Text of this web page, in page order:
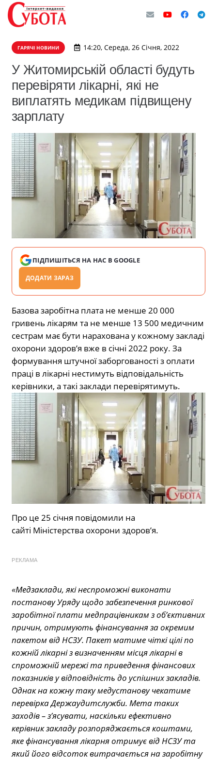
ГАРЯЧІ НОВИНИ 14:20, Середа, 26 Січня, 2022
​У Житомирській області будуть
перевіряти лікарні, які не
виплатять медикам підвищену
зарплату
ПІДПИШІТЬСЯ НА НАС В GOOGLE
ДОДАТИ ЗАРАЗ
Базова заробітна плата не менше 20 000
гривень лікарям та не менше 13 500 медичним
сестрам має бути нарахована у кожному закладі
охорони здоров’я вже в січні 2022 року. За
формування штучної заборгованості з оплати
праці в лікарні нестимуть відповідальність
керівники, а такі заклади перевірятимуть.
Про це 25 січня повідомили на
сайті Міністерства охорони здоров’я.
РЕКЛАМА
«Медзаклади, які неспроможні виконати
постанову Уряду щодо забезпечення ринкової
заробітної плати медпрацівникам з об’єктивних
причин, отримують фінансування за окремим
пакетом від НСЗУ. Пакет матиме чіткі цілі по
кожній лікарні з визначенням місця лікарні в
спроможній мережі та приведення фінансових
показників у відповідність до успішних закладів.
Однак на кожну таку медустанову чекатиме
перевірка Держаудитслужби. Мета таких
заходів – з’ясувати, наскільки ефективно
керівник закладу розпоряджається коштами,
яке фінансування лікарня отримує від НСЗУ та
який його відсоток витрачається на заробітну